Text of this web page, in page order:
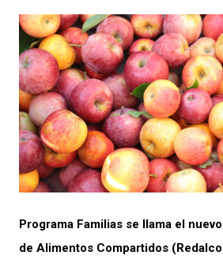
Programa Familias se llama el
de Alimentos Compartidos